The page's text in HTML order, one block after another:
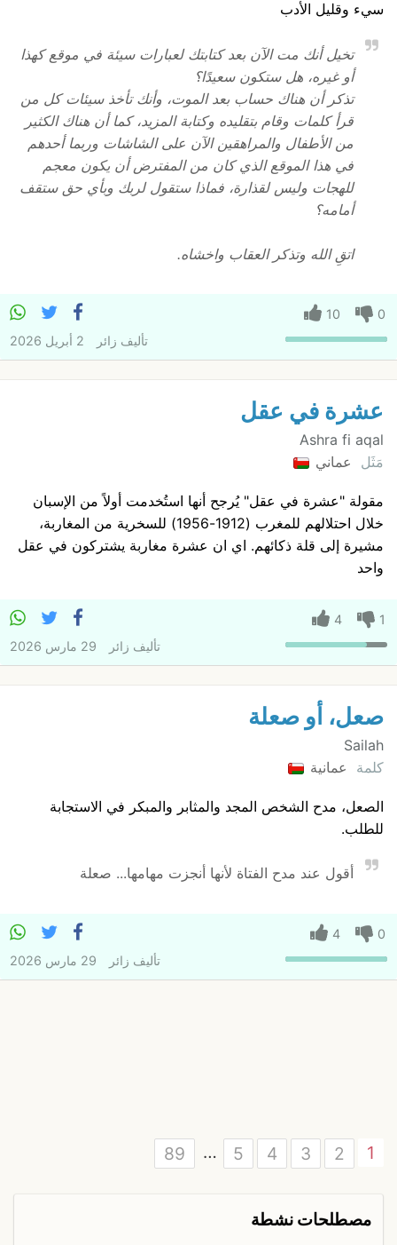
سيء وقليل الأدب
تخيل أنك مت الآن بعد كتابتك لعبارات سيئة في موقع كهذا
أو غيره، هل ستكون سعيدًا؟
تذكر أن هناك حساب بعد الموت، وأنك تأخذ سيئات كل من
قرأ كلمات وقام بتقليده وكتابة المزيد، كما أن هناك الكثير
من الأطفال والمراهقين الآن على الشاشات وربما أحدهم
في هذا الموقع الذي كان من المفترض أن يكون معجم
للهجات وليس لقذارة، فماذا ستقول لربك وبأي حق ستقف
أمامه؟
اتقِ الله وتذكر العقاب واخشاه.
0
10
تأليف زائر 2 أبريل 2026
عشرة في عقل
Ashra fi aqal
مَثَل
عماني
مقولة "عشرة في عقل" يُرجح أنها استُخدمت أولاً من الإسبان
خلال احتلالهم للمغرب (1912-1956) للسخرية من المغاربة،
مشيرة إلى قلة ذكائهم. اي ان عشرة مغاربة يشتركون في عقل
واحد
1
4
تأليف زائر 29 مارس 2026
صعل، أو صعلة
Sailah
كلمة
عمانية
الصعل، مدح الشخص المجد والمثابر والمبكر في الاستجابة
للطلب.
أقول عند مدح الفتاة لأنها أنجزت مهامها... صعلة
0
4
تأليف زائر 29 مارس 2026
1
2
3
4
5
…
89
مصطلحات نشطة